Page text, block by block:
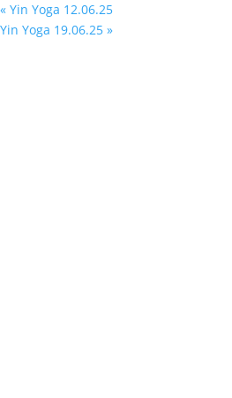
« Yin Yoga 12.06.25
Yin Yoga 19.06.25 »